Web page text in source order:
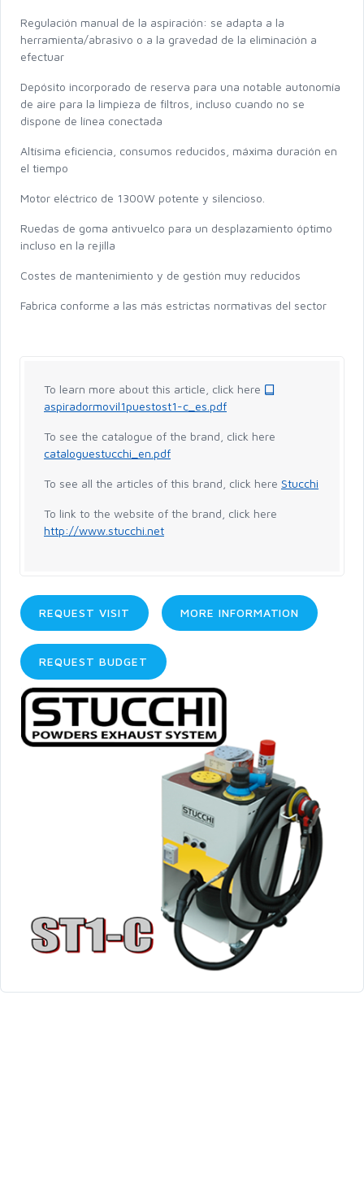
Regulación manual de la aspiración: se adapta a la
herramienta/abrasivo o a la gravedad de la eliminación a
efectuar
Depósito incorporado de reserva para una notable autonomía
de aire para la limpieza de filtros, incluso cuando no se
dispone de línea conectada
Altísima eficiencia, consumos reducidos, máxima duración en
el tiempo
Motor eléctrico de 1300W potente y silencioso.
Ruedas de goma antivuelco para un desplazamiento óptimo
incluso en la rejilla
Costes de mantenimiento y de gestión muy reducidos
Fabrica conforme a las más estrictas normativas del sector
To learn more about this article, click here
aspiradormovil1puestost1-c_es.pdf
To see the catalogue of the brand, click here
cataloguestucchi_en.pdf
To see all the articles of this brand, click here Stucchi
To link to the website of the brand, click here
http://www.stucchi.net
REQUEST VISIT MORE INFORMATION
REQUEST BUDGET